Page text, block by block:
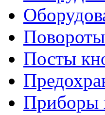
Посты
Приборы